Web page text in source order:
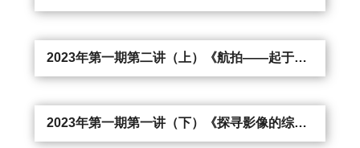
2023年第一期第二讲（上）《航拍——起于技术 归于艺术》
2023年第一期第一讲（下）《探寻影像的综合表达——从无人机作品谈起》